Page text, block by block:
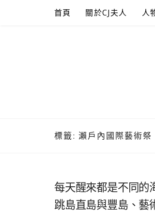
首頁 關於CJ夫人 人
標籤: 瀨戶內國際藝術祭
每天醒來都是不同的
跳島直島與豐島、藝